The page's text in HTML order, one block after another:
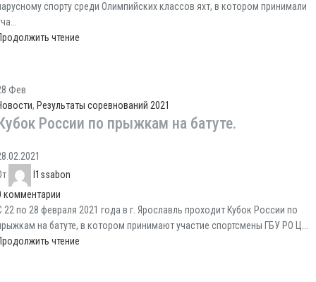
спорту среди Олимпийских классов яхт, в котором принимали
чтение
Фев
, Результаты соревнований 2021
России по прыжкам на батуте.
l1ssabon
комментарии
22 по 28 февраля 2021 года в г. Ярославль проходит Кубок России по
на батуте, в котором принимают участие спортсмены ГБУ РО Ц...
чтение